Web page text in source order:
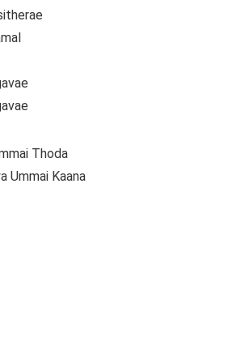
Thoda
Ummai Kaana